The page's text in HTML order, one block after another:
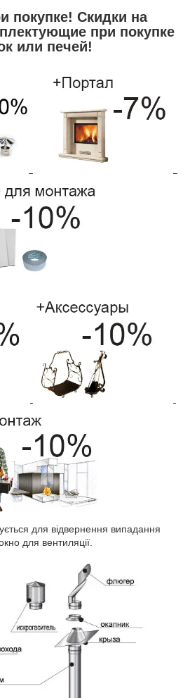
покупке! Скидки на
при покупке
или печей!
для відвернення випадання
для вентиляції.